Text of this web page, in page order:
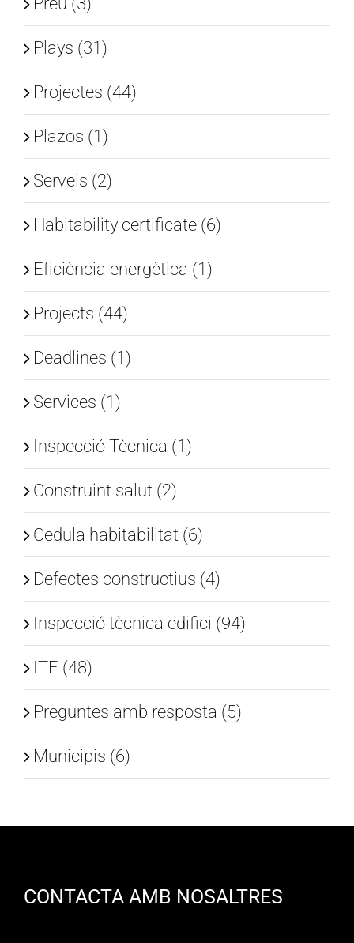
Plays (31)
Projectes (44)
Plazos (1)
Serveis (2)
Habitability certificate (6)
Eficiència energètica (1)
Projects (44)
Deadlines (1)
Services (1)
Inspecció Tècnica (1)
Construint salut (2)
Cedula habitabilitat (6)
Defectes constructius (4)
Inspecció tècnica edifici (94)
ITE (48)
Preguntes amb resposta (5)
Municipis (6)
CONTACTA AMB NOSALTRES